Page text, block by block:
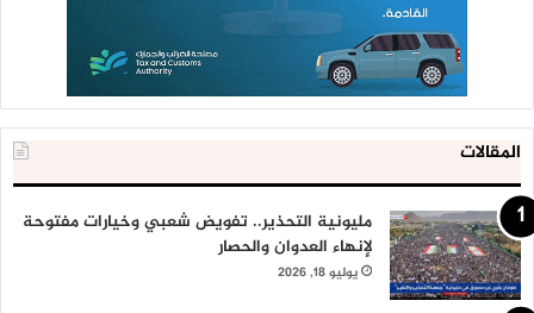
المقالات
مليونية التحذير.. تفويض شعبي وخيارات مفتوحة
لإنهاء العدوان والحصار
يوليو 18, 2026